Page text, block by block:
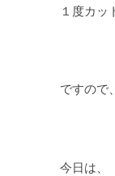
１度カッ
ですので
今日は、